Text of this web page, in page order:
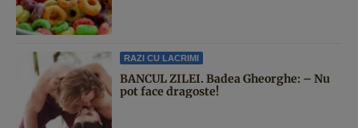
RAZI CU LACRIMI
BANCUL ZILEI. Badea Gheorghe: – Nu
pot face dragoste!